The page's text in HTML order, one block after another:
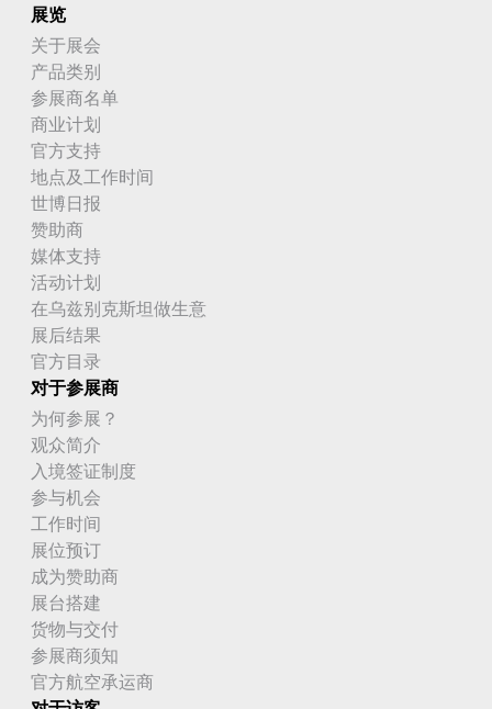
展览
关于展会
产品类别
参展商名单
商业计划
官方支持
地点及工作时间
世博日报
赞助商
媒体支持
活动计划
在乌兹别克斯坦做生意
展后结果
官方目录
对于参展商
为何参展？
观众简介
入境签证制度
参与机会
工作时间
展位预订
成为赞助商
展台搭建
货物与交付
参展商须知
官方航空承运商